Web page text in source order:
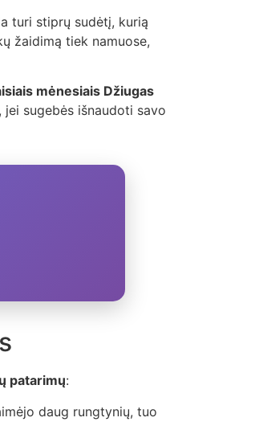
turi stiprų sudėtį, kurią
žaidimą tiek namuose,
mėnesiais Džiugas
sugebės išnaudoti savo
patarimų:
daug rungtynių, tuo